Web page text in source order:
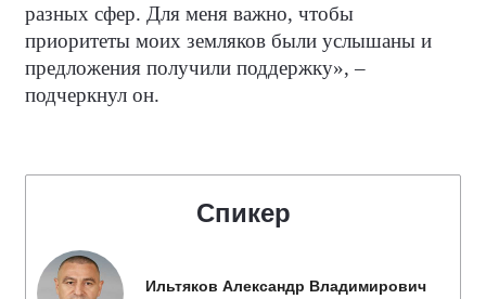
разных сфер. Для меня важно, чтобы
приоритеты моих земляков были услышаны и
предложения получили поддержку», –
подчеркнул он.
Спикер
Ильтяков Александр Владимирович